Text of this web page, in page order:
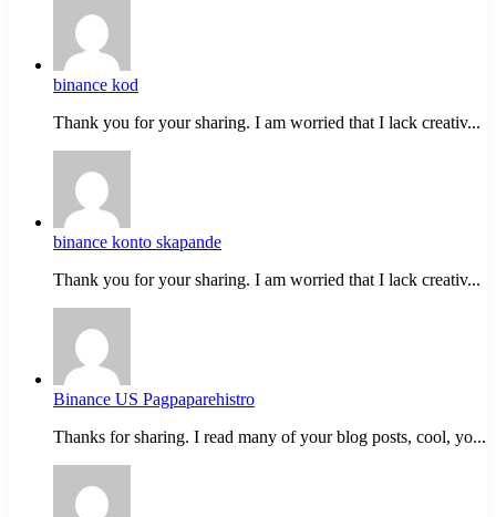
binance kod
Thank you for your sharing. I am worried that I lack creativ...
binance konto skapande
Thank you for your sharing. I am worried that I lack creativ...
Binance US Pagpaparehistro
Thanks for sharing. I read many of your blog posts, cool, yo...